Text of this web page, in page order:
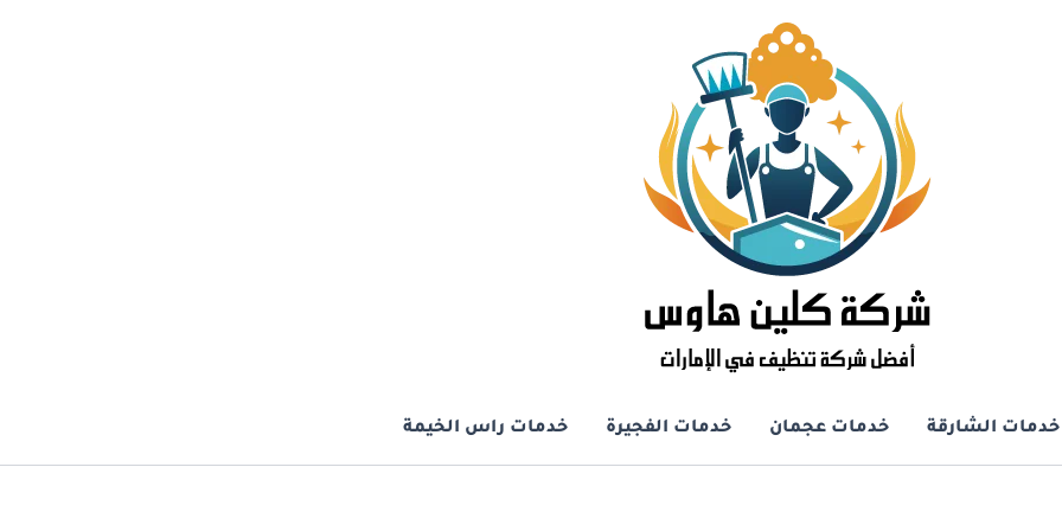
خدمات الشارقة خدمات عجمان خدمات الفجيرة خدمات راس الخيمة